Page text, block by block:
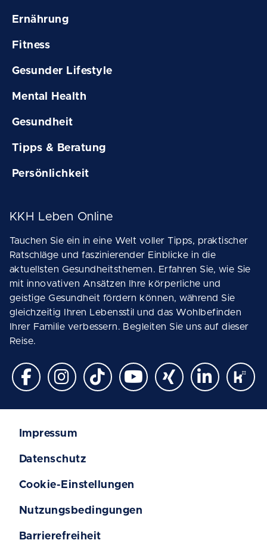
Ernährung
Fitness
Gesunder Lifestyle
Mental Health
Gesundheit
Tipps & Beratung
Persönlichkeit
KKH Leben Online
Tauchen Sie ein in eine Welt voller Tipps, praktischer
Ratschläge und faszinierender Einblicke in die
aktuellsten Gesundheitsthemen. Erfahren Sie, wie Sie
mit innovativen Ansätzen Ihre körperliche und
geistige Gesundheit fördern können, während Sie
gleichzeitig Ihren Lebensstil und das Wohlbefinden
Ihrer Familie verbessern. Begleiten Sie uns auf dieser
Reise.
Impressum
Datenschutz
Cookie-Einstellungen
Nutzungsbedingungen
Barrierefreiheit